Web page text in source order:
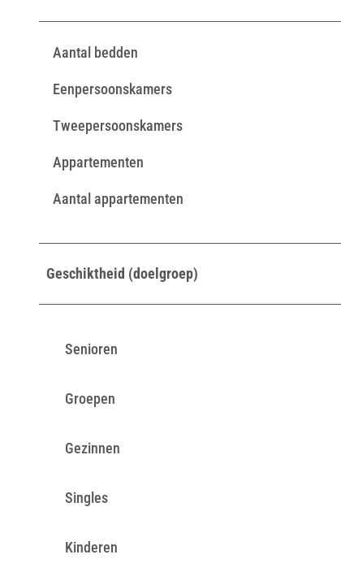
Aantal bedden
Eenpersoonskamers
Tweepersoonskamers
Appartementen
Aantal appartementen
Geschiktheid (doelgroep)
Senioren
Groepen
Gezinnen
Singles
Kinderen